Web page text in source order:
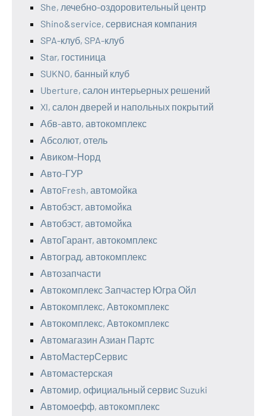
She, лечебно-оздоровительный центр
Shino&service, сервисная компания
SPA-клуб, SPA-клуб
Star, гостиница
SUKNO, банный клуб
Uberture, салон интерьерных решений
Xl, салон дверей и напольных покрытий
Абв-авто, автокомплекс
Абсолют, отель
Авиком-Норд
Авто-ГУР
АвтоFresh, автомойка
Автобэст, автомойка
Автобэст, автомойка
АвтоГарант, автокомплекс
Автоград, автокомплекс
Автозапчасти
Автокомплекс Запчастер Югра Ойл
Автокомплекс, Автокомплекс
Автокомплекс, Автокомплекс
Автомагазин Азиан Партс
АвтоМастерСервис
Автомастерская
Автомир, официальный сервис Suzuki
Автомоефф, автокомплекс